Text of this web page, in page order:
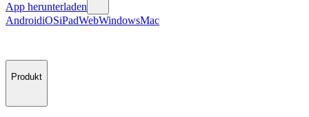
App herunterladen
AndroidiOSiPadWebWindowsMac
Produkt